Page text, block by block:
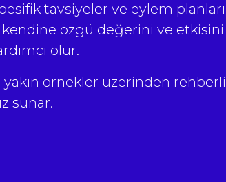
tavsiyeler ve eylem
özgü değerini ve etkisini
olur.
yakın örnekler üzerinden
sunar.